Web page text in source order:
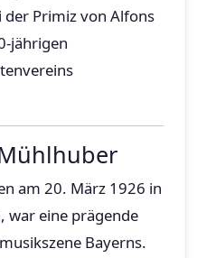
der Primiz von Alfons
jährigen
am 20. März 1926 in
war eine prägende
Bayerns.